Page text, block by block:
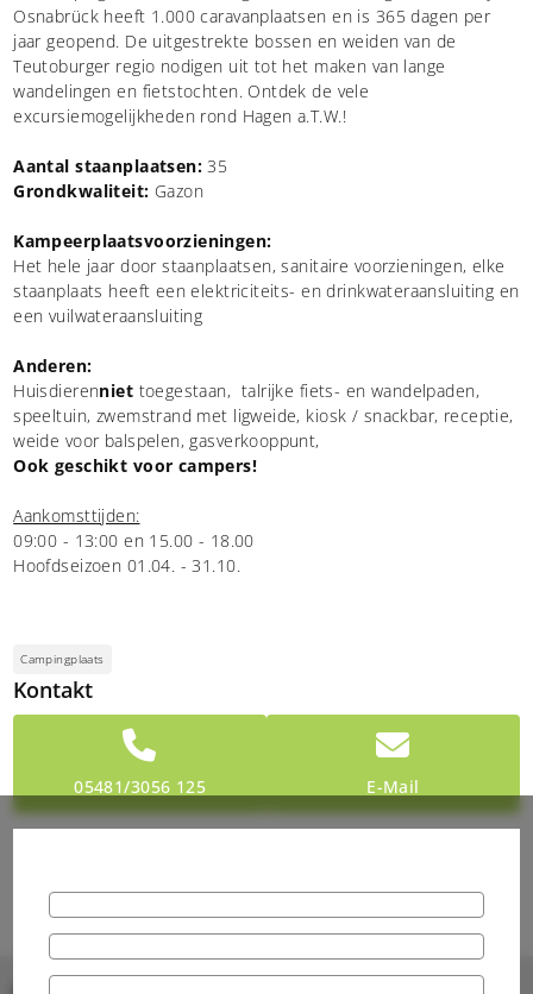
Osnabrück heeft 1.000 caravanplaatsen en is 365 dagen per
jaar geopend. De uitgestrekte bossen en weiden van de
Teutoburger regio nodigen uit tot het maken van lange
wandelingen en fietstochten. Ontdek de vele
excursiemogelijkheden rond Hagen a.T.W.!
Aantal staanplaatsen: 35
Grondkwaliteit: Gazon
Kampeerplaatsvoorzieningen:
Het hele jaar door staanplaatsen, sanitaire voorzieningen, elke
staanplaats heeft een elektriciteits- en drinkwateraansluiting en
een vuilwateraansluiting
Anderen:
Huisdierenniet toegestaan, talrijke fiets- en wandelpaden,
speeltuin, zwemstrand met ligweide, kiosk / snackbar, receptie,
weide voor balspelen, gasverkooppunt,
Ook geschikt voor campers!
Aankomsttijden:
09:00 - 13:00 en 15.00 - 18.00
Hoofdseizoen 01.04. - 31.10.
Campingplaats
Kontakt
05481/3056 125 E-Mail